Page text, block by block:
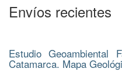
Envíos recientes
Estudio Geoambiental
Catamarca. Mapa